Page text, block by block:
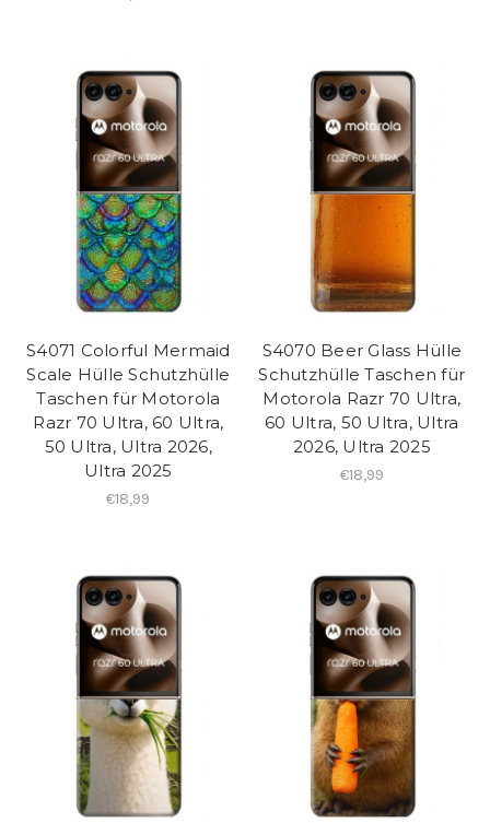
S4071 Colorful Mermaid
Scale Hülle Schutzhülle
Taschen für Motorola
Razr 70 Ultra, 60 Ultra,
50 Ultra, Ultra 2026,
Ultra 2025
€18,99
S4070 Beer Glass Hülle
Schutzhülle Taschen für
Motorola Razr 70 Ultra,
60 Ultra, 50 Ultra, Ultra
2026, Ultra 2025
€18,99